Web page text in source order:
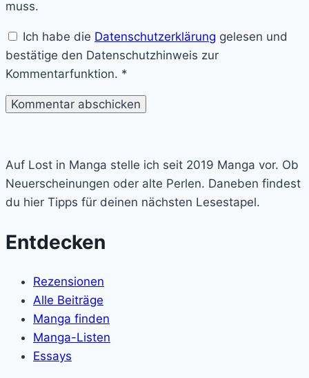
muss.
Ich habe die Datenschutzerklärung gelesen und
bestätige den Datenschutzhinweis zur
Kommentarfunktion. *
Manga
Auf Lost in Manga stelle ich seit 2019 Manga vor. Ob
Neuerscheinungen oder alte Perlen. Daneben findest
du hier Tipps für deinen nächsten Lesestapel.
Entdecken
Rezensionen
Alle Beiträge
Manga finden
Manga-Listen
Essays